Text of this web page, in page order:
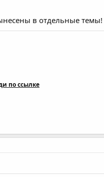
в отдельные темы!
по ссылке